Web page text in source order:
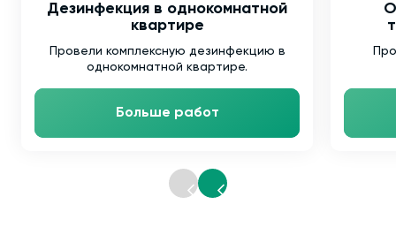
Дезинфекция в однокомнатной
квартире
Провели комплексную дезинфекцию в
однокомнатной квартире.
Больше работ